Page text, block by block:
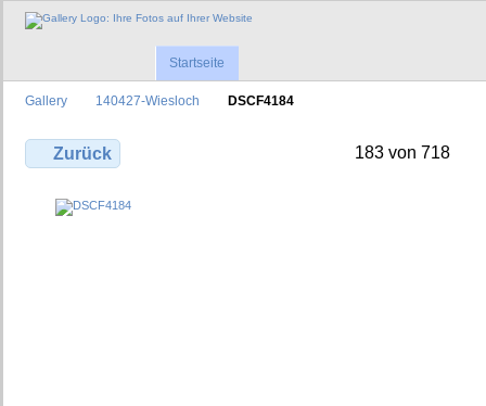
Startseite
Gallery 140427-Wiesloch DSCF4184
Zurück 183 von 718